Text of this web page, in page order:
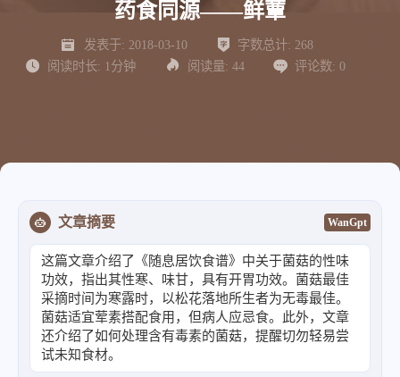
药食同源——鲜蕈
发表于: 2018-03-10 字数总计: 268
阅读时长: 1分钟 阅读量: 44 评论数: 0
文章摘要 WanGpt
这篇文章介绍了《随息居饮食谱》中关于菌菇的性味
功效，指出其性寒、味甘，具有开胃功效。菌菇最佳
采摘时间为寒露时，以松花落地所生者为无毒最佳。
菌菇适宜荤素搭配食用，但病人应忌食。此外，文章
还介绍了如何处理含有毒素的菌菇，提醒切勿轻易尝
试未知食材。